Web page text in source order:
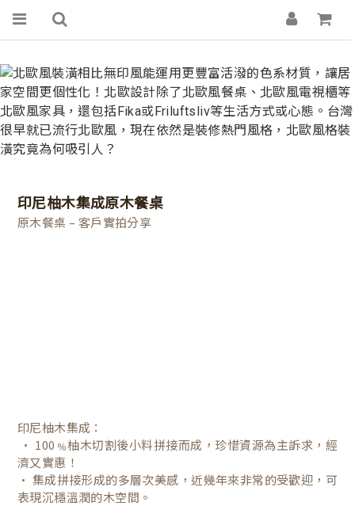
印尼柚木集成原木餐桌
原木餐桌 – 客戶實拍分享
印尼柚木集成：
• 100﹪柚木切割後小料拼接而成，珍惜資源為主訴求，經
濟又實惠！
• 集成拼接形成的多層次美感，近幾年來非常的受歡迎，可
表現沉穩溫潤的木空間。